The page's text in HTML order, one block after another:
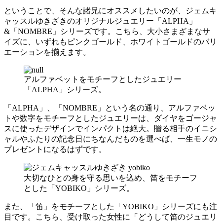
ということで、そんな諸兄にオススメしたいのが、ジェムキ
ャッスルゆきざきのオリジナルジュエリー「ALPHA」
&「NOMBRE」シリーズです。こちら、大小さまざまなサ
イズに、いずれもピンクゴールド、ホワイトゴールドのバリ
エーションを揃えます。
アルファベットをモチーフとしたジュエリー
「ALPHA」シリーズ。
「ALPHA」、「NOMBRE」という名の通り、アルファベッ
トや数字をモチーフとしたジュエリーは、ダイヤをゴージャ
スに使ったデザインでインパクトは絶大。贈る相手のイニシ
ャルやふたりの記念日にちなんだものを選べば、一生モノの
プレゼントになるはずです。
大切なひとの身を守る思いを込め、笛をモチーフ
とした「YOBIKO」シリーズ。
また、「笛」をモチーフとした「YOBIKO」シリーズにも注
目です。こちら、受け取った女性に「どうして笛のジュエリ